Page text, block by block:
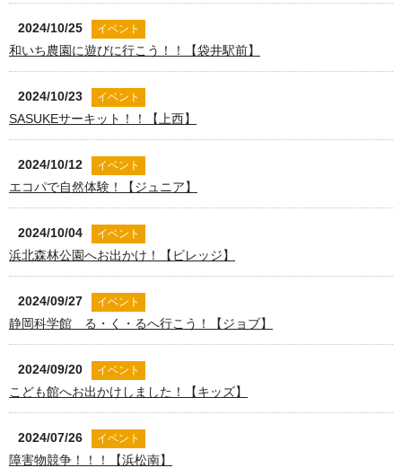
2024/10/25 イベント
和いち農園に遊びに行こう！！【袋井駅前】
2024/10/23 イベント
SASUKEサーキット！！【上西】
2024/10/12 イベント
エコパで自然体験！【ジュニア】
2024/10/04 イベント
浜北森林公園へお出かけ！【ビレッジ】
2024/09/27 イベント
静岡科学館 る・く・るへ行こう！【ジョブ】
2024/09/20 イベント
こども館へお出かけしました！【キッズ】
2024/07/26 イベント
障害物競争！！！【浜松南】